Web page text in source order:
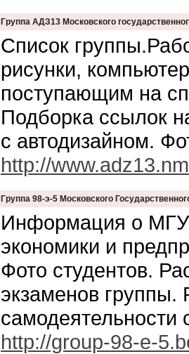
Группа АДЗ13 Московского
Список
рисунки,
поступающим на
Подборка ссылок
с автодизайном.
http://
Группа 98-э-5 Московского
Информация о
экономики и
Фото студентов.
экзаменов группы.
самодеятельности
http://group-98-e-